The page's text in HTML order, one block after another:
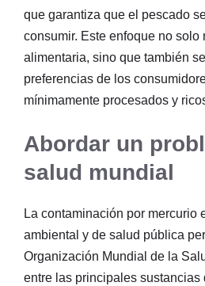
que garantiza que el pescado
consumir. Este enfoque no solo
alimentaria, sino que también
preferencias de los
mínimamente procesados ​​y
Abordar un
salud mundial
La contaminación por mercurio
ambiental y de salud pública
Organización Mundial de la
entre las principales sustancias